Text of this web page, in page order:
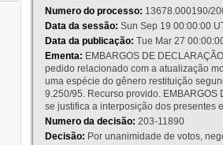
Numero do processo: 13678.000190/
Data da sessão: Sun Sep 19 00:00:00
Data da publicação: Tue Mar 27
Ementa: EMBARGOS DE
pedido relacionado com a atualização
uma espécie do gênero restituição
9.250/95. Recurso provido.
se justifica a interposição dos presentes
Numero da decisão: 203-11890
Decisão: Por unanimidade de votos,